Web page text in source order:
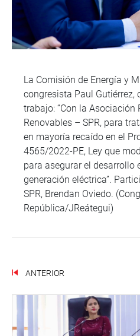
La Comisión de Energía y
congresista Paul Gutiérrez,
trabajo: “Con la Asociación
Renovables – SPR, para
en mayoría recaído en el
4565/2022-PE, Ley que
para asegurar el desarrollo
generación eléctrica”.
SPR, Brendan Oviedo.
República/JReátegui)
ANTERIOR